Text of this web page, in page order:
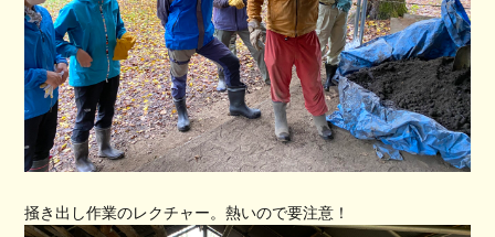
掻き出し作業のレクチャー。熱いので要注意！